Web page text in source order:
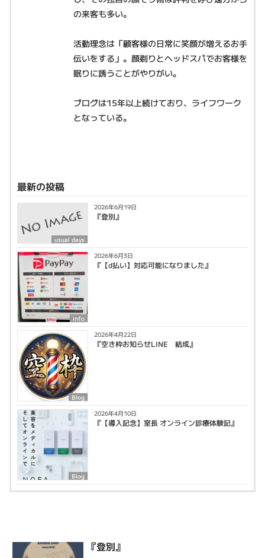
の来客も多い。
活動理念は「顧客様の日常に笑顔が増えるお手
伝いをする」。顔剃りとヘッドスパでお客様を
眠りに誘うことがやりがい。
ブログは15年以上続けており、ライフワーク
となっている。
最新の投稿
usual days
2026年6月19日
『登別』
info
2026年6月3日
『【d払い】対応可能になりました』
Blog
2026年4月22日
『空き枠お知らせLINE 結成』
Blog
2026年4月10日
『【導入記念】室長 オンライン診療体験記』
『登別』